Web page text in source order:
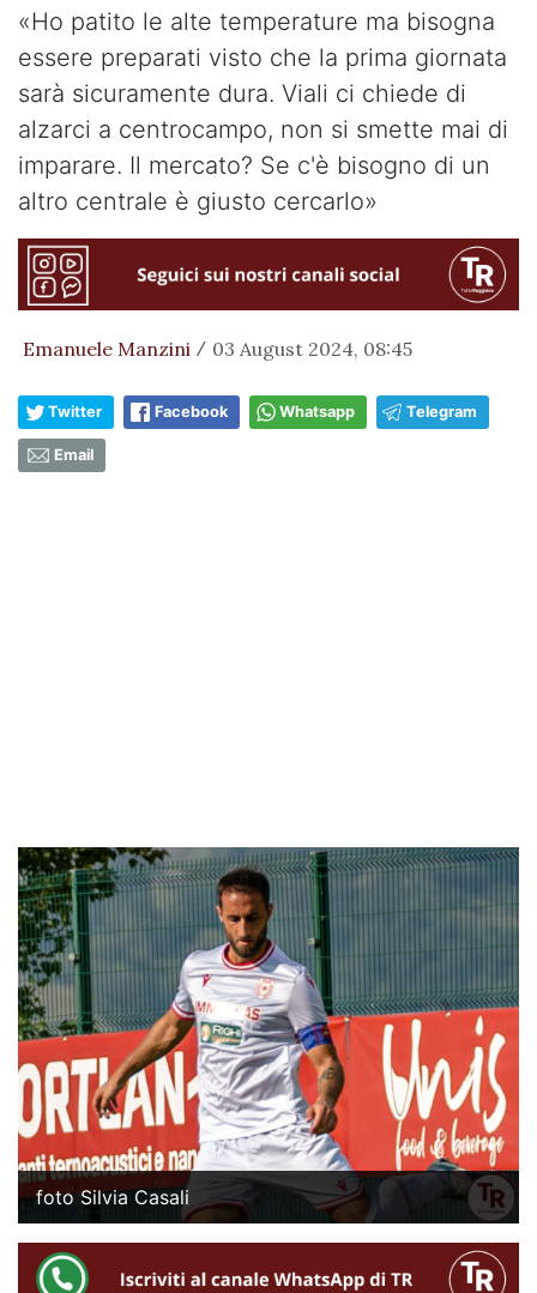
«Ho patito le alte temperature ma bisogna
essere preparati visto che la prima giornata
sarà sicuramente dura. Viali ci chiede di
alzarci a centrocampo, non si smette mai di
imparare. Il mercato? Se c'è bisogno di un
altro centrale è giusto cercarlo»
Emanuele Manzini / 03 August 2024, 08:45
Twitter Facebook Whatsapp Telegram
Email
foto Silvia Casali